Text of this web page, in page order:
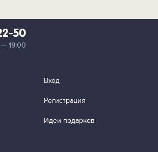
50
19:00
Вход
Регистрация
Идеи подарков